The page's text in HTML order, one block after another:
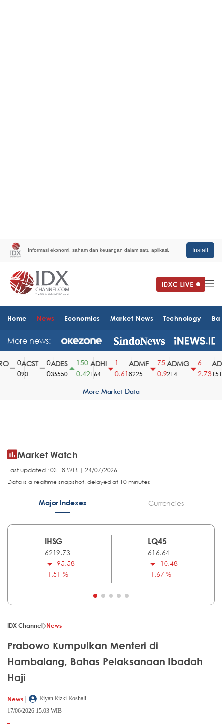
Informasi ekonomi, saham dan keuangan dalam satu aplikasi. Install
Home News Economics Market News Technology
More news:
ACST
90
ADES
35550
150
0.42
ADHI
164
0.61
ADMF
8225
75
0.9
ADMG
214
2.731510
More Market Data
Market Watch
Last updated : 03.18 WIB | 24/07/2026
Data is a realtime snapshot, delayed at 10 minutes
Major Indexes Currencies
IHSG
6219.73
-95.58
-1.51 %
LQ45
616.64
-10.48
-1.67 %
IDX Channel News
Prabowo Kumpulkan Menteri di
Hambalang, Bahas Pelaksanaan Ibadah
Haji
News |
Riyan Rizki Roshali
17/06/2026 15:03 WIB